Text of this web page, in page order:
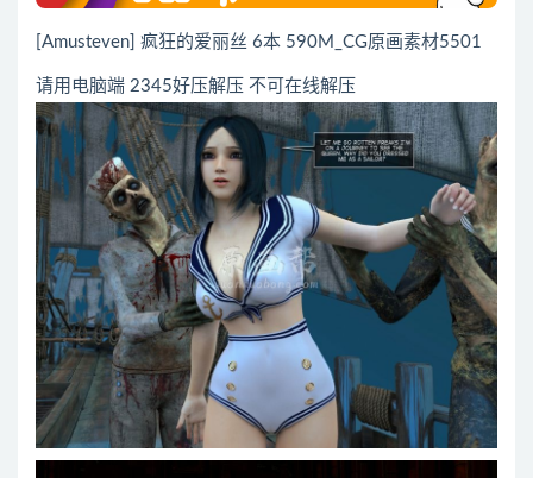
[Amusteven] 疯狂的爱丽丝 6本 590M_CG原画素材5501
请用电脑端 2345好压解压 不可在线解压